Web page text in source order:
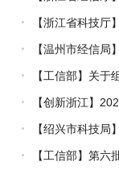
能竞赛的通知
【浙江省科技
的通知【温州市经信
【工信部】关
企业推荐工作的通知
【创新浙江】
究专项（试点）项
【绍兴市科技
报工作的通知
【工信部】第六